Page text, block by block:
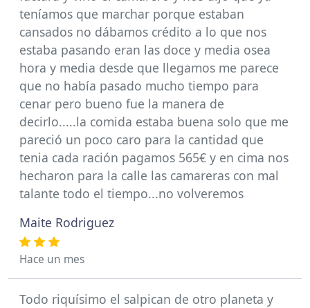
teníamos que marchar porque estaban
cansados no dábamos crédito a lo que nos
estaba pasando eran las doce y media osea
hora y media desde que llegamos me parece
que no había pasado mucho tiempo para
cenar pero bueno fue la manera de
decirlo.....la comida estaba buena solo que me
pareció un poco caro para la cantidad que
tenia cada ración pagamos 565€ y en cima nos
hecharon para la calle las camareras con mal
talante todo el tiempo...no volveremos
Maite Rodriguez
Hace un mes
Todo riquísimo el salpican de otro planeta y